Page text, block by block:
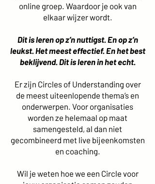
online groep. Waardoor je ook van
elkaar wijzer wordt.
Dit is leren op z’n nuttigst. En op z’n
leukst. Het meest effectief. En het best
beklijvend. Dit is leren in het echt.
Er zijn Circles of Understanding over
de meest uiteenlopende thema’s en
onderwerpen. Voor organisaties
worden ze helemaal op maat
samengesteld, al dan niet
gecombineerd met live bijeenkomsten
en coaching.
Wil je weten hoe we een Circle voor